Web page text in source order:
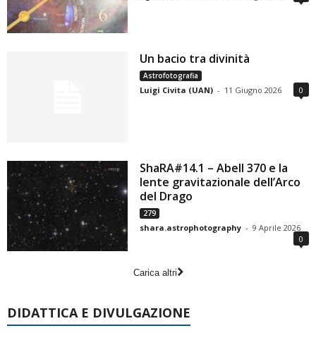
Un bacio tra divinità
Astrofotografia
Luigi Civita (UAN) - 11 Giugno 2026 0
ShaRA#14.1 – Abell 370 e la
lente gravitazionale dell’Arco
del Drago
279
shara.astrophotography - 9 Aprile 2026
0
Carica altri
DIDATTICA E DIVULGAZIONE